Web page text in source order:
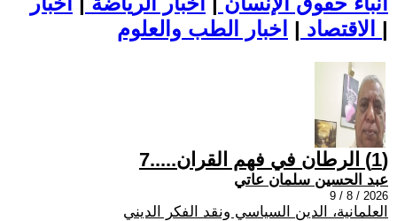
الاقتصاد | |
(1) الرطان في فهم القران.....7
عبد الحسين سلمان عاتي
2026 / 8 / 9
العلمانية، الدين السياسي ونقد الفكر الديني